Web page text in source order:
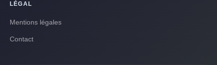
LÉGAL
Mentions légales
Contact